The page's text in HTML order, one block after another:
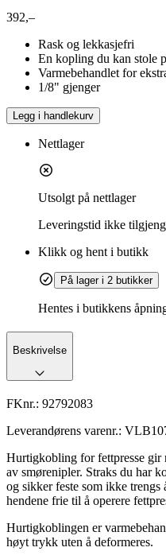
392,–
Rask og lekkasjefri
En kopling du kan stole
Varmebehandlet for
1/8" gjenger
Legg i handlekurv
Nettlager
Utsolgt på nettlager
Leveringstid ikke
Klikk og hent i butikk
På lager i 2 butikker
Hentes i butikkens
Beskrivelse
FKnr.: 92792083
Leverandørens varenr.:
Hurtigkobling for fettpresse
av smørenipler. Straks du har
og sikker feste som ikke trengs
hendene frie til å operere
Hurtigkoblingen er
høyt trykk uten å deformeres.